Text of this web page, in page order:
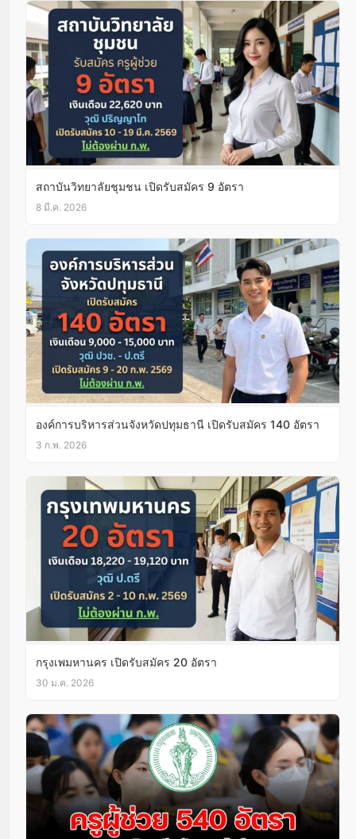
สถาบันวิทยาลัยชุมชน เปิดรับสมัคร 9 อัตรา
8 มี.ค. 2026
องค์การบริหารส่วนจังหวัดปทุมธานี เปิดรับสมัคร 140 อัตรา
3 ก.พ. 2026
กรุงเพมหานคร เปิดรับสมัคร 20 อัตรา
30 ม.ค. 2026